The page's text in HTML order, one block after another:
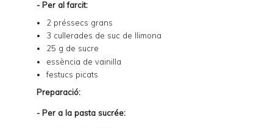
- Per al farcit:
2 préssecs grans
3 cullerades de suc de llimona
25 g de sucre
essència de vainilla
festucs picats
Preparació:
- Per a la pasta sucrée: